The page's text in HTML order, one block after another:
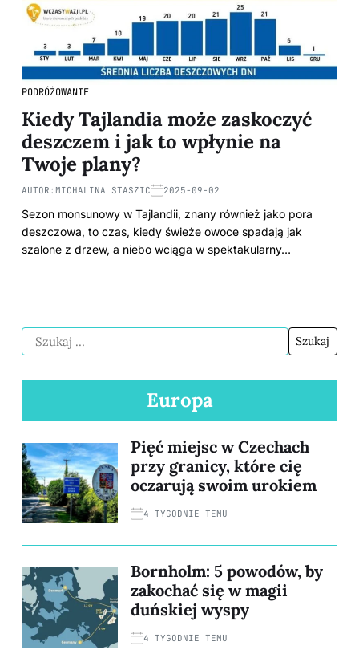
PODRÓŻOWANIE
Kiedy Tajlandia może zaskoczyć
deszczem i jak to wpłynie na
Twoje plany?
AUTOR: MICHALINA STASZIC 2025-09-02
Sezon monsunowy w Tajlandii, znany również jako pora
deszczowa, to czas, kiedy świeże owoce spadają jak
szalone z drzew, a niebo wciąga w spektakularny…
Europa
Pięć miejsc w Czechach
przy granicy, które cię
oczarują swoim urokiem
4 TYGODNIE TEMU
Bornholm: 5 powodów, by
zakochać się w magii
duńskiej wyspy
4 TYGODNIE TEMU